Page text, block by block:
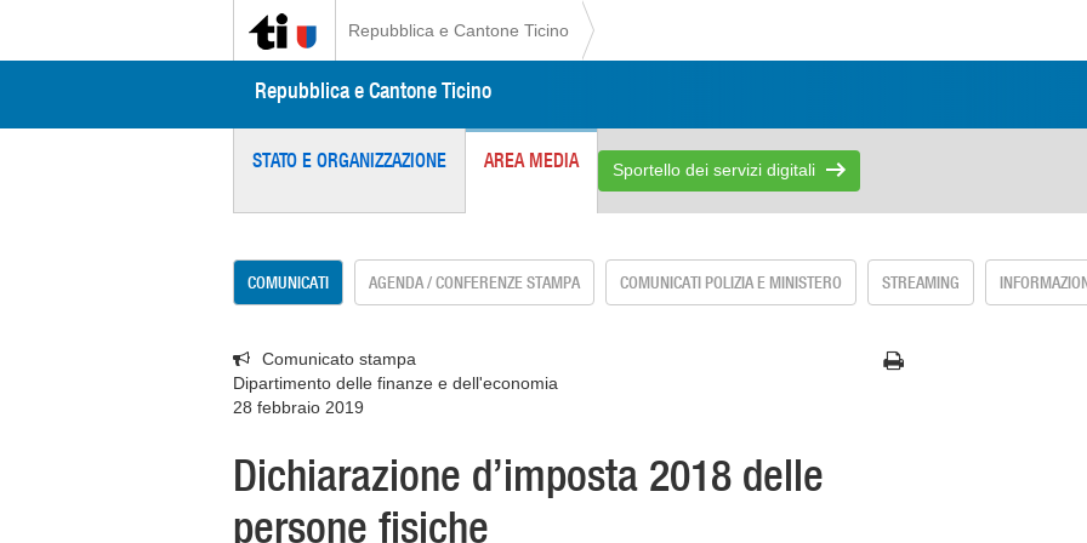
Repubblica e Cantone Ticino
Repubblica e Cantone Ticino
STATO E ORGANIZZAZIONE AREA MEDIA Sportello dei servizi digitali
COMUNICATI AGENDA / CONFERENZE STAMPA COMUNICATI POLIZIA E MINISTERO STREAMING
Comunicato stampa
Dipartimento delle finanze e dell'economia
28 febbraio 2019
Dichiarazione d’imposta 2018 delle
persone fisiche